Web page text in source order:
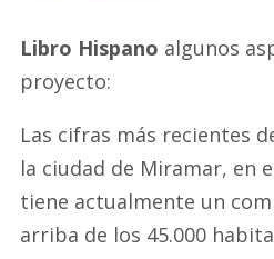
Libro Hispano algunos
proyecto:
Las cifras más recientes
la ciudad de Miramar, en
tiene actualmente un
arriba de los 45.000